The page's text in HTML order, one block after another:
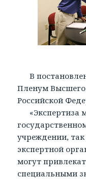
В
Пленум
Российской
«Экспертиза
учреждении,
экспертной
могут
специальными